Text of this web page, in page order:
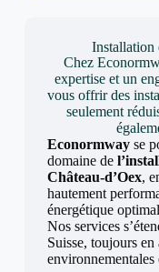
Installation
Chez
expertise et un
vous offrir des
seulement
Econormwayse
domaine de
Château-d’Oex,
hautement
énergétique
Nos services
Suisse, toujours